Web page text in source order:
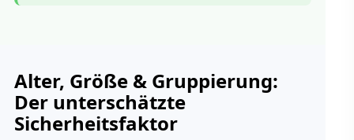
Alter, Größe & Gruppierung:
Der unterschätzte
Sicherheitsfaktor